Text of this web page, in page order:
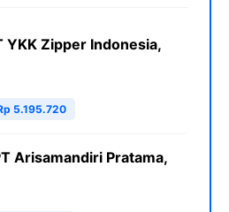
YKK Zipper Indonesia,
5.195.720
Arisamandiri Pratama,